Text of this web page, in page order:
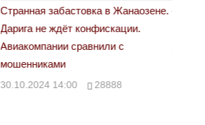
«Новый Казахстан не говорит всей
правды»
29.10.2024 09:00 39623